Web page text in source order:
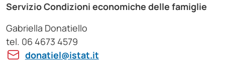
Servizio Condizioni economiche delle famiglie
Gabriella Donatiello
tel. 06 4673 4579
donatiel@istat.it